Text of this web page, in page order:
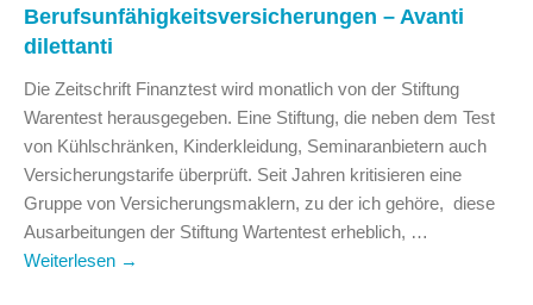
Berufsunfähigkeitsversicherungen – Avanti
dilettanti
Die Zeitschrift Finanztest wird monatlich von der Stiftung
Warentest herausgegeben. Eine Stiftung, die neben dem Test
von Kühlschränken, Kinderkleidung, Seminaranbietern auch
Versicherungstarife überprüft. Seit Jahren kritisieren eine
Gruppe von Versicherungsmaklern, zu der ich gehöre, diese
Ausarbeitungen der Stiftung Wartentest erheblich, …
Weiterlesen →